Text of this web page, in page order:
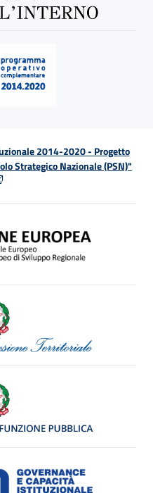
2014-2020 - Progetto
Strategico Nazionale (PSN)"